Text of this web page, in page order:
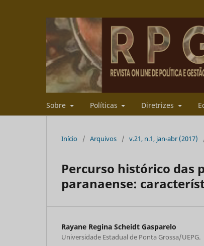
Sobre Políticas Diretrizes
Início / Arquivos / v.21, n.1, jan-abr (2017)
Percurso histórico das
paranaense:
Rayane Regina Scheidt Gasparelo
Universidade Estadual de Ponta Grossa/UEPG.